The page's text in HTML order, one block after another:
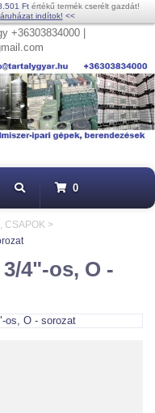
Ft értékű termék cserélt gazdát!
indítok! <<
+36303834000 |
0
CSAPOK >
4"-os, O -